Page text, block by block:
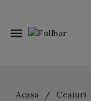
menu
Acasa Ceaiuri